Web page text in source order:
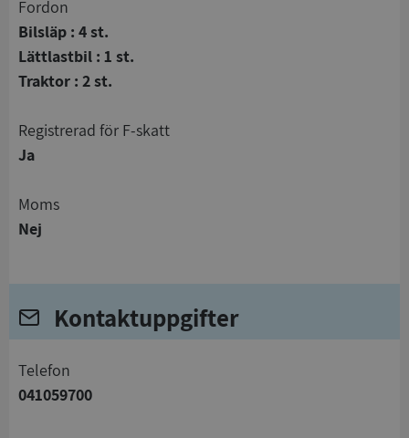
Fordon
Bilsläp : 4 st.
Lättlastbil : 1 st.
Traktor : 2 st.
registrerad för F-skatt
Ja
Moms
Nej
Kontaktuppgifter
telefon
041059700